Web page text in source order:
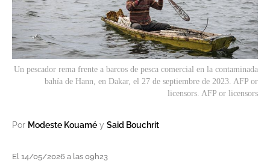
Un pescador rema frente a barcos de pesca comercial en la contaminada
bahía de Hann, en Dakar, el 27 de septiembre de 2023. AFP or
licensors. AFP or licensors
Por Modeste Kouamé y Said Bouchrit
El 14/05/2026 a las 09h23